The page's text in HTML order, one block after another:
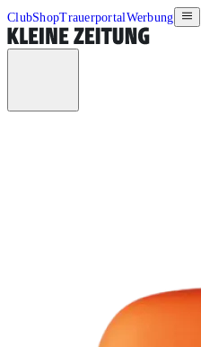
ClubShopTrauerportalWerbung